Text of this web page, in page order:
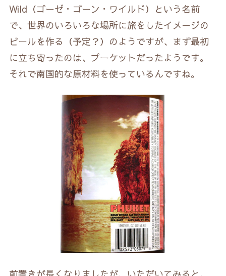
Wild（ゴーゼ・ゴーン・ワイルド）という名前
で、世界のいろいろな場所に旅をしたイメージの
ビールを作る（予定？）のようですが、まず最初
に立ち寄ったのは、プーケットだったようです。
それで南国的な原材料を使っているんですね。